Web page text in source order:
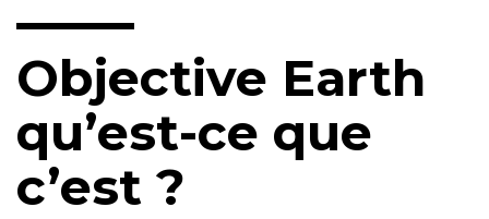
Objective Earth
qu’est-ce que
c’est ?